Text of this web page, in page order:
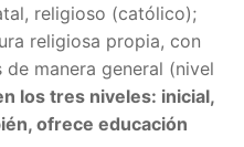
religioso (católico);
religiosa propia, con
manera general (nivel
los tres niveles: inicial,
ofrece educación